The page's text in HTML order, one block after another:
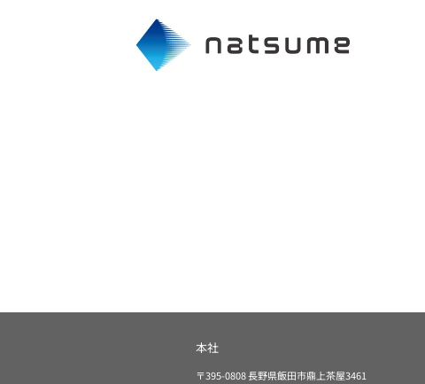
本社
〒395-0808 長野県飯田市鼎上茶屋3461